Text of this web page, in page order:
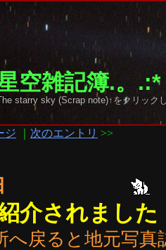
空雑記簿.。
starry sky (Scrap note)↑をクリック
ジ 次のエントリ >>
介されました
へ戻ると地元写真